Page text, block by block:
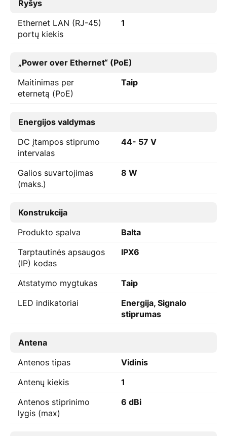
Ryšys
Ethernet LAN (RJ-45)
portų kiekis
1
„Power over Ethernet“ (PoE)
Maitinimas per
eternetą (PoE)
Taip
Energijos valdymas
DC įtampos stiprumo
intervalas
44- 57 V
Galios suvartojimas
(maks.)
8 W
Konstrukcija
Produkto spalva
Balta
Tarptautinės apsaugos
(IP) kodas
IPX6
Atstatymo mygtukas
Taip
LED indikatoriai
Energija, Signalo
stiprumas
Antena
Antenos tipas
Vidinis
Antenų kiekis
1
Antenos stiprinimo
lygis (max)
6 dBi